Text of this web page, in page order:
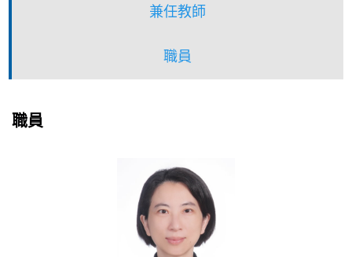
兼任教師
職員
職員